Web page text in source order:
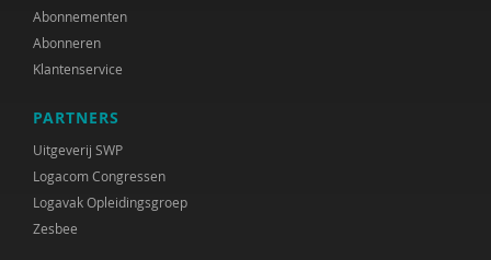
Gülcan Bektas
Irene van Bentum
Els Beukers
Gabriël van Beusekom
Elske Bijlman
Abonnementen
Abonneren
Klantenservice
PARTNERS
Uitgeverij SWP
Logacom Congressen
Logavak Opleidingsgroep
Zesbee